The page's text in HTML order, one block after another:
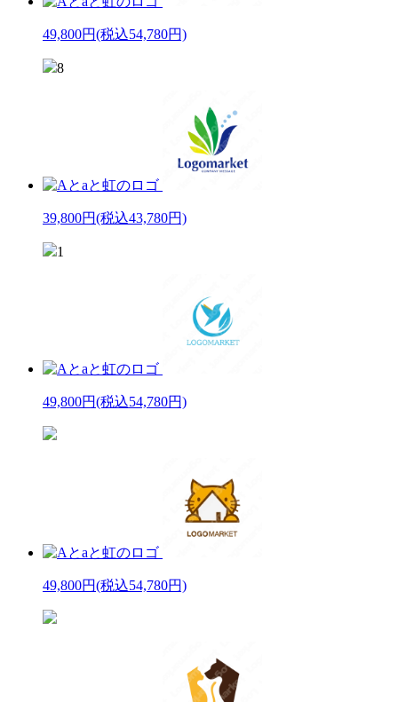
49,800円(税込54,780円)
8
39,800円(税込43,780円)
1
49,800円(税込54,780円)
49,800円(税込54,780円)